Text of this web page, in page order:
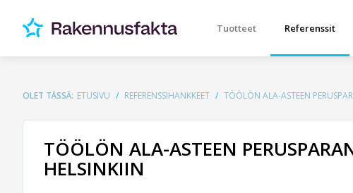
Tuotteet Referenssit
OLET TÄSSÄ: ETUSIVU REFERENSSIHANKKEET TÖÖLÖN ALA-ASTEEN
TÖÖLÖN ALA-ASTEEN
HELSINKIIN